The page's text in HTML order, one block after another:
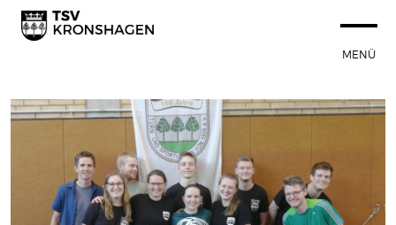
MENÜ
STARTSEITE
100 JAHRE TSVK
SPORTANGEBOT
NEUIGKEITEN